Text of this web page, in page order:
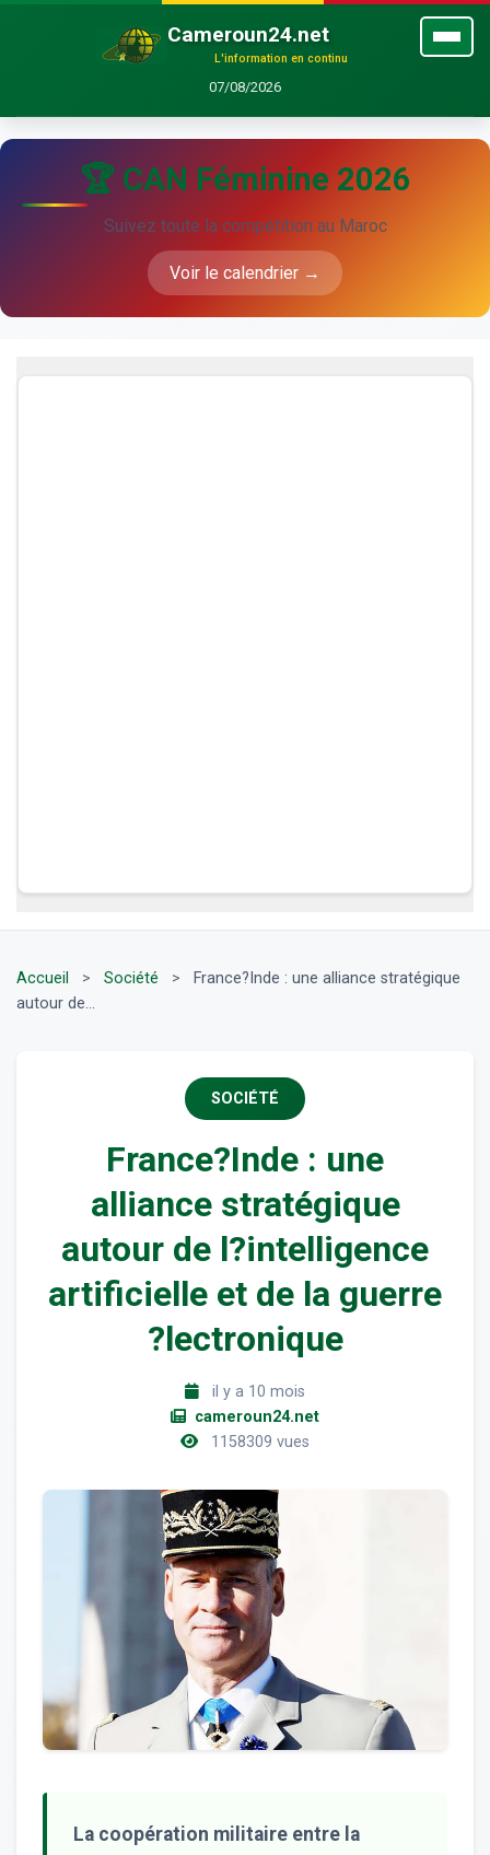
Cameroun24.net
L'information en continu
07/08/2026
🏆 CAN Féminine 2026
Suivez toute la compétition au Maroc
Voir le calendrier →
Accueil > Société >
France?Inde : une alliance stratégique
autour de...
SOCIÉTÉ
France?Inde : une
alliance stratégique
autour de l?intelligence
artificielle et de la guerre
?lectronique
il y a 10 mois
cameroun24.net
1158309 vues
La coopération militaire entre la